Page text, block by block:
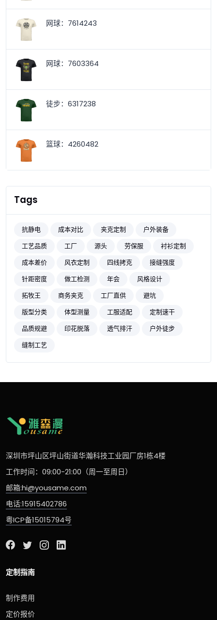
网球：7614243
网球：7603364
徒步：6317238
篮球：4260482
Tags
抗静电 成本对比 夹克定制
户外装备
工艺品质
工厂 源头 劳保服
衬衫定制
成本差价
风衣定制 四线拷克
接缝强度
针距密度
做工检测 年会
风格设计
拓牧王
商务夹克 工厂直供
避坑
版型分类
体型测量 工服适配
定制速干
品质规避
印花脱落 透气排汗
户外徒步
缝制工艺
深圳市坪山区坪山街道华瀚科技工业园厂房1栋4楼
工作时间：09:00-21:00（周一至周日）
邮箱:hi@yousame.com
电话:15915402786
粤ICP备15015794号
定制指南
制作费用
定价报价